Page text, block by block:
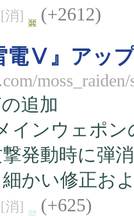
[消] (+2612)
電Ⅴ』アッ
追加
インウェポン
撃発動時に弾
細かい修正お
[消]
(+625)